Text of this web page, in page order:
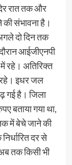
रात तक और
संभावना है।
दो दिन तक
आईजीएनपी
रहे। अतिरिक्त
रहे। इधर जल
गई है। जिला
बताया गया था,
में बेचे जाने की
दर से
तक किसी भी